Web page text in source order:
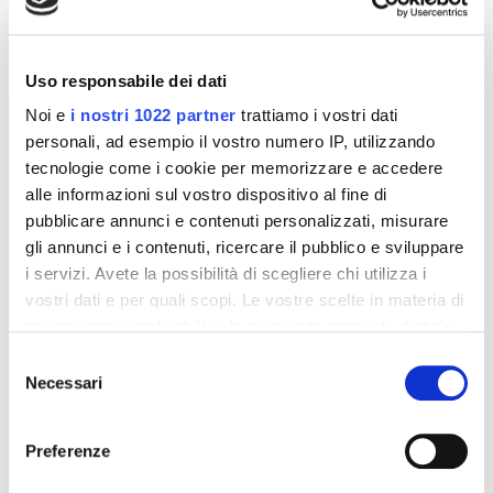
Uso responsabile dei dati
Noi e i nostri 1022 partner trattiamo i vostri dati
personali, ad esempio il vostro numero IP, utilizzando
tecnologie come i cookie per memorizzare e accedere
alle informazioni sul vostro dispositivo al fine di
pubblicare annunci e contenuti personalizzati, misurare
gli annunci e i contenuti, ricercare il pubblico e sviluppare
i servizi. Avete la possibilità di scegliere chi utilizza i
vostri dati e per quali scopi. Le vostre scelte in materia di
modificare o revocare il proprio consenso in qualsiasi
momento dalla Dichiarazione sui cookie o facendo clic
delNecessari
Preferenze
Altri prodotti che potrebbero
interessarti
Integratori per dimagrire
-42%
Integratori per dimagrire
Amin 21 K neutro
-42%